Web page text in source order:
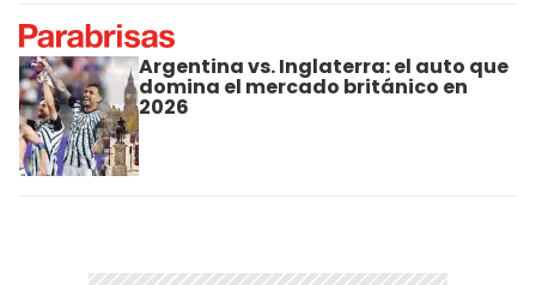
Argentina vs. Inglaterra: el auto que
domina el mercado británico en
2026